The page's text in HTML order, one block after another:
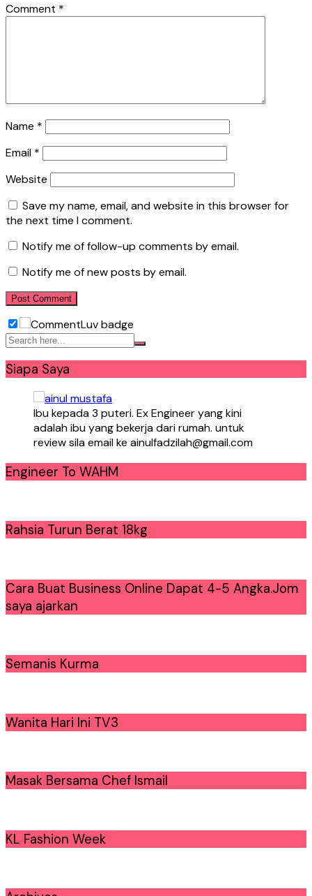
Comment *
Name *
Email *
Website
Save my name, email, and website in this browser for
the next time I comment.
Notify me of follow-up comments by email.
Notify me of new posts by email.
Siapa Saya
Ibu kepada 3 puteri. Ex Engineer yang kini
adalah ibu yang bekerja dari rumah. untuk
review sila email ke ainulfadzilah@gmail.com
Engineer To WAHM
Rahsia Turun Berat 18kg
Cara Buat Business Online Dapat 4-5 Angka.Jom
saya ajarkan
Semanis Kurma
Wanita Hari Ini TV3
Masak Bersama Chef Ismail
KL Fashion Week